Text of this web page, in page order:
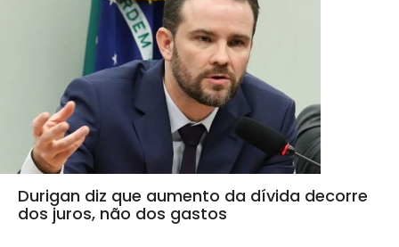
Durigan diz que aumento da dívida decorre
dos juros, não dos gastos